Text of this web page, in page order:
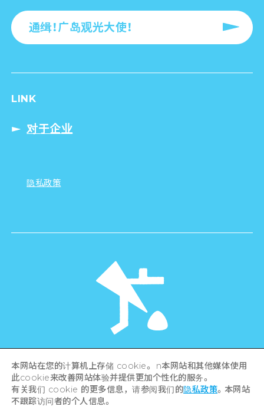
通缉！广岛观光大使！
LINK
对于企业
隐私政策
Hiroshima Prefecture / Hiroshima City .
All rights reserved
本网站在您的计算机上存储 cookie。 n本网站和其他媒体使用
此cookie来改善网站体验并提供更加个性化的服务。
有关我们 cookie 的更多信息，请参阅我们的隐私政策。本网站
不跟踪访问者的个人信息。